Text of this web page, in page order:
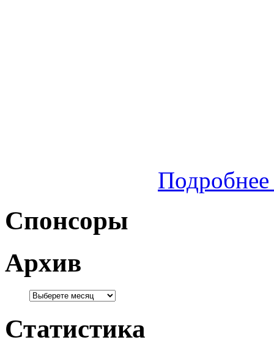
Спонсоры
Архив
Статистика